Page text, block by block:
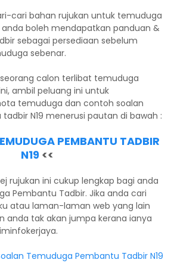
cari bahan rujukan untuk temuduga
anda boleh mendapatkan panduan &
sebagai persediaan sebelum
sebenar.
calon terlibat temuduga
ambil peluang ini untuk
temuduga dan contoh soalan
N19 menerusi pautan di bawah :
PEMBANTU TADBIR
N19 <<
rujukan ini cukup lengkap bagi anda
Pembantu Tadbir. Jika anda cari
atau laman-laman web yang lain
anda tak akan jumpa kerana ianya
Temuduga Pembantu Tadbir N19